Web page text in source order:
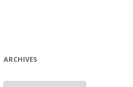
ARCHIVES
Archives